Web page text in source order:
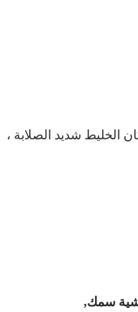
إذا كان الخليط شديد الصلابة ،
سمك,